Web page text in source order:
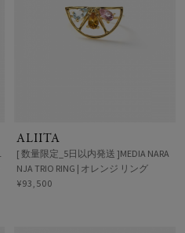
ALIITA
[ 数量限定_5日以内発送 ]MEDIA NARA
NJA TRIO RING | オレンジ リング
¥93,500